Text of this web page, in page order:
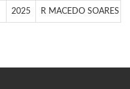
2025 R MACEDO SOARES